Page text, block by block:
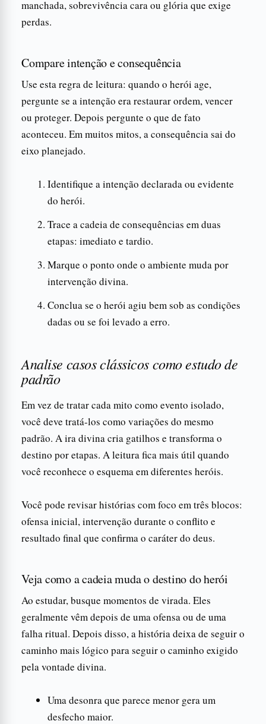
manchada, sobrevivência cara ou glória que exige
perdas.
Compare intenção e consequência
Use esta regra de leitura: quando o herói age,
pergunte se a intenção era restaurar ordem, vencer
ou proteger. Depois pergunte o que de fato
aconteceu. Em muitos mitos, a consequência sai do
eixo planejado.
Identifique a intenção declarada ou evidente
do herói.
Trace a cadeia de consequências em duas
etapas: imediato e tardio.
Marque o ponto onde o ambiente muda por
intervenção divina.
Conclua se o herói agiu bem sob as condições
dadas ou se foi levado a erro.
Analise casos clássicos como estudo de
padrão
Em vez de tratar cada mito como evento isolado,
você deve tratá-los como variações do mesmo
padrão. A ira divina cria gatilhos e transforma o
destino por etapas. A leitura fica mais útil quando
você reconhece o esquema em diferentes heróis.
Você pode revisar histórias com foco em três blocos:
ofensa inicial, intervenção durante o conflito e
resultado final que confirma o caráter do deus.
Veja como a cadeia muda o destino do herói
Ao estudar, busque momentos de virada. Eles
geralmente vêm depois de uma ofensa ou de uma
falha ritual. Depois disso, a história deixa de seguir o
caminho mais lógico para seguir o caminho exigido
pela vontade divina.
Uma desonra que parece menor gera um
desfecho maior.